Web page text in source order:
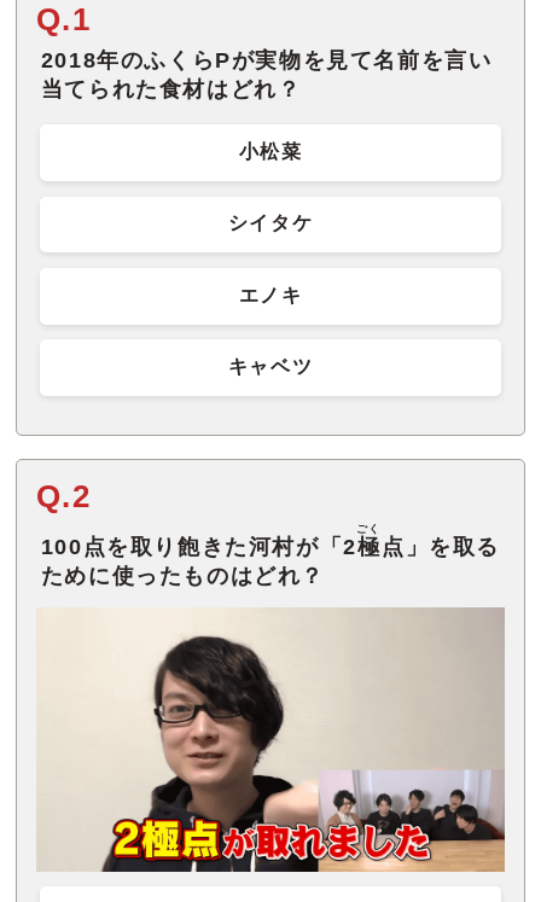
Q.1
2018年のふくらPが実物を見て名前を言い
当てられた食材はどれ？
小松菜
シイタケ
エノキ
キャベツ
Q.2
100点を取り飽きた河村が「2極
ごく
点」を取る
ために使ったものはどれ？